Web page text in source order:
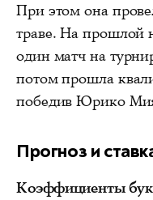
При этом она
траве. На прошлой
один матч на
потом прошла
победив Юрико
Прогноз и
Коэффициенты